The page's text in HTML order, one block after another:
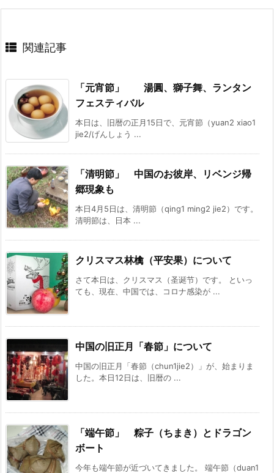
関連記事
「元宵節」 湯圓、獅子舞、ランタン
フェスティバル
本日は、旧暦の正月15日で、元宵節（yuan2 xiao1
jie2/げんしょう ...
「清明節」 中国のお彼岸、リベンジ帰
郷現象も
本日4月5日は、清明節（qing1 ming2 jie2）です。
清明節は、日本 ...
クリスマス林檎（平安果）について
さて本日は、クリスマス（圣诞节）です。 といっ
ても、現在、中国では、コロナ感染が ...
中国の旧正月「春節」について
中国の旧正月「春節（chun1jie2）」が、始まりま
した。本日12日は、旧暦の ...
「端午節」 粽子（ちまき）とドラゴン
ボート
今年も端午節が近づいてきました。 端午節（duan1